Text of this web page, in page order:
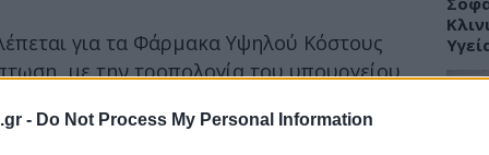
- Do Not Process My Personal Information
για τα Φάρμακα Υψηλού Κόστους
με την τροπολογία του υπουργείου
στη Βουλή. Επίσης δίνεται η
των φαρμακείων του Οργανισμού.